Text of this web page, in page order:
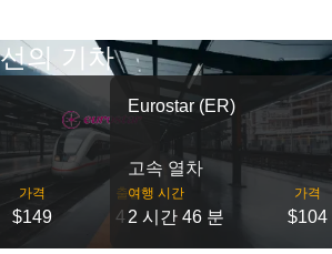
의 기차
가격
$149
출발
4
Eurostar (ER)
고속 열차
여행 시간
2 시간 46 분
가격
$104